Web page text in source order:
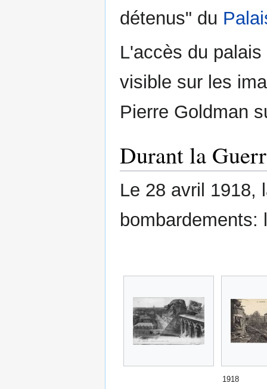
détenus" du
L'accès du
visible sur les
Pierre Goldman
Durant la
Le 28 avril 1918,
1918